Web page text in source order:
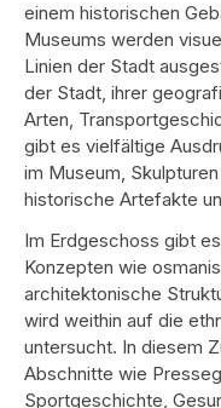
einem historischen
Museums werden
Linien der Stadt
der Stadt, ihrer
Arten,
gibt es vielfältige
im Museum,
historische Artefakte
Im Erdgeschoss gibt
Konzepten wie
architektonische
wird weithin auf die
untersucht. In diesem
Abschnitte wie
Sportgeschichte,